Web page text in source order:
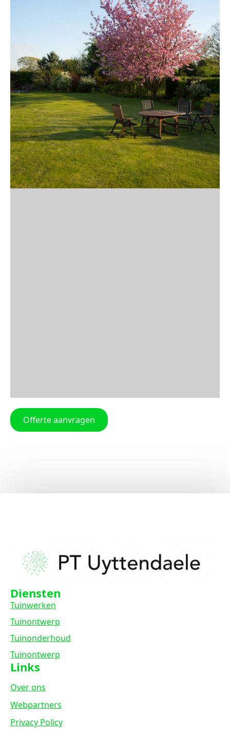
Offerte aanvragen
Diensten
Tuinwerken
Tuinontwerp
Tuinonderhoud
Tuinontwerp
Links
Over ons
Webpartners
Privacy Policy